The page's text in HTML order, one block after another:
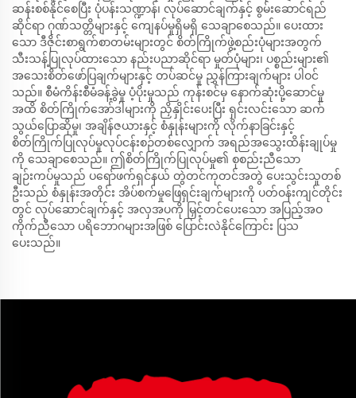
ဆန်းစစ်နိုင်စေပြီး ပုံပန်းသဏ္ဍာန်၊ လုပ်ဆောင်ချက်နှင့် စွမ်းဆောင်ရည်
ဆိုင်ရာ ဂုဏ်သတ္တိများနှင့် ကျေနပ်မှုရှိမရှိ သေချာစေသည်။ ပေးထား
သော ဒီဇိုင်းစာရွက်စာတမ်းများတွင် စိတ်ကြိုက်ဖွဲ့စည်းပုံများအတွက်
သီးသန့်ပြုလုပ်ထားသော နည်းပညာဆိုင်ရာ မှုတ်ပုံများ၊ ပစ္စည်းများ၏
အသေးစိတ်ဖော်ပြချက်များနှင့် တပ်ဆင်မှု ညွှန်ကြားချက်များ ပါဝင်
သည်။ စီမံကိန်းစီမံခန့်ခွဲမှု ပံ့ပိုးမှုသည် ကုန်းစင်မှ နောက်ဆုံးပို့ဆောင်မှု
အထိ စိတ်ကြိုက်အော်ဒါများကို ညှိနှိုင်းပေးပြီး ရှင်းလင်းသော ဆက်
သွယ်ပြောဆိုမှု၊ အချိန်ဇယားနှင့် စံနှုန်းများကို လိုက်နာခြင်းနှင့်
စိတ်ကြိုက်ပြုလုပ်မှုလုပ်ငန်းစဉ်တစ်လျှောက် အရည်အသွေးထိန်းချုပ်မှု
ကို သေချာစေသည်။ ဤစိတ်ကြိုက်ပြုလုပ်မှု၏ စုစည်းညီသော
ချဉ်းကပ်မှုသည် ပရော်ဖက်ရှင်နယ် တွဲတင်ကုတင်အတွဲ ပေးသွင်းသူတစ်
ဦးသည် စံနှုန်းအတိုင်း အိပ်စက်မှုဖြေရှင်းချက်များကို ပတ်ဝန်းကျင်တိုင်း
တွင် လုပ်ဆောင်ချက်နှင့် အလှအပကို မြှင့်တင်ပေးသော အပြည့်အဝ
ကိုက်ညီသော ပရိဘောဂများအဖြစ် ပြောင်းလဲနိုင်ကြောင်း ပြသ
ပေးသည်။